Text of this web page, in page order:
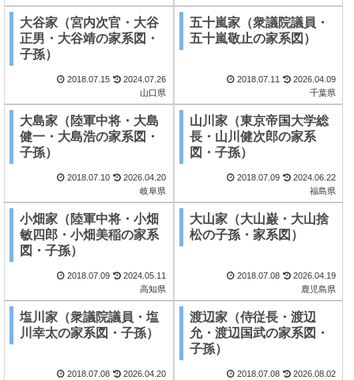
大谷家（宮内次官・大谷
正男・大谷靖の家系図・
子孫）
2018.07.15
2024.07.26
山口県
五十嵐家（衆議院議員・
五十嵐敬止の家系図）
2018.07.11
2026.04.09
千葉県
大島家（陸軍中将・大島
健一・大島浩の家系図・
子孫）
2018.07.10
2026.04.20
岐阜県
山川家（東京帝国大学総
長・山川健次郎の家系
図・子孫）
2018.07.09
2024.06.22
福島県
小畑家（陸軍中将・小畑
敏四郎・小畑美稲の家系
図・子孫）
2018.07.09
2024.05.11
高知県
大山家（大山巌・大山捨
松の子孫・家系図）
2018.07.08
2026.04.19
鹿児島県
塩川家（衆議院議員・塩
川幸太の家系図・子孫）
2018.07.08
2026.04.20
渡辺家（侍従長・渡辺
允・渡辺国武の家系図・
子孫）
2018.07.08
2026.08.02